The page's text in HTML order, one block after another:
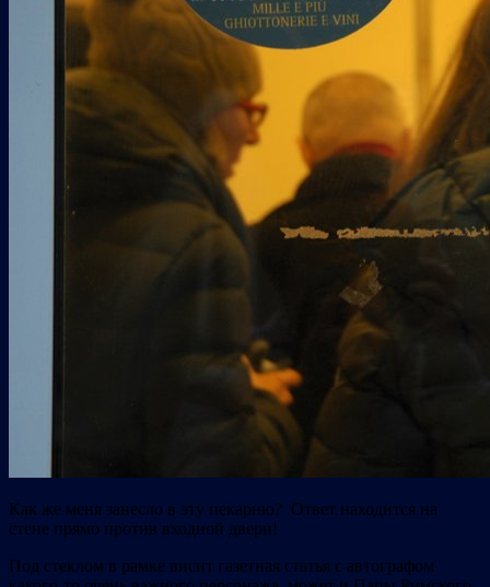
Как же меня занесло в эту пекарню? Ответ находится на
стене прямо против входной двери!
Под стеклом в рамке висит газетная статья с автографом